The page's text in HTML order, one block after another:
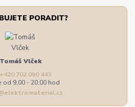
PORADIT?
Tomáš Vlček
+420 702 090 443
od 9,00 - 20,00 hod